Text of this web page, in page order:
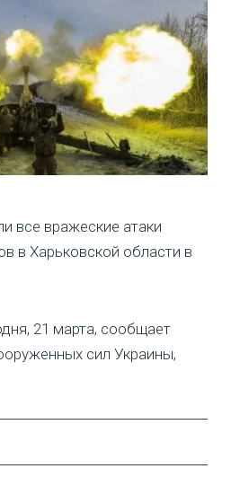
все вражеские атаки
в Харьковской области в
21 марта, сообщает
сил Украины,